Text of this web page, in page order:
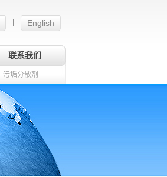
English
联系我们
污垢分散剂